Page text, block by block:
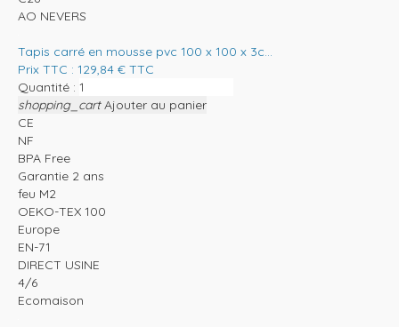
AO NEVERS
Tapis carré en mousse pvc 100 x 100 x 3c...
Prix TTC : 129,84 € TTC
Quantité :
shopping_cart Ajouter au panier
CE
NF
BPA Free
Garantie 2 ans
feu M2
OEKO-TEX 100
Europe
EN-71
DIRECT USINE
4/6
Ecomaison